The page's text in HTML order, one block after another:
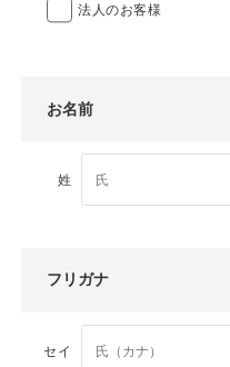
危険物保管庫
法人のお客様
お名前
姓
フリガナ
セイ